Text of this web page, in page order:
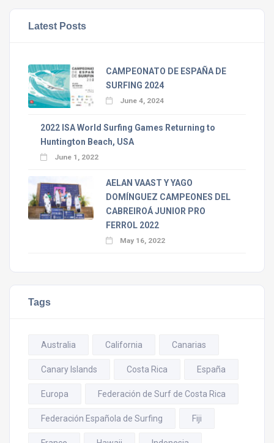
Latest Posts
CAMPEONATO DE ESPAÑA DE
SURFING 2024
June 4, 2024
2022 ISA World Surfing Games Returning to
Huntington Beach, USA
June 1, 2022
AELAN VAAST Y YAGO
DOMÍNGUEZ CAMPEONES DEL
CABREIROÁ JUNIOR PRO
FERROL 2022
May 16, 2022
Tags
Australia California Canarias
Canary Islands Costa Rica España
Europa Federación de Surf de Costa Rica
Federación Española de Surfing Fiji